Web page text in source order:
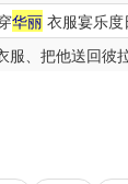
华丽 衣服宴乐度
服、把他送回彼